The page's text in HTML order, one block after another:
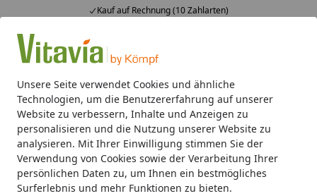
Unsere Seite verwendet Cookies und ähnliche
Technologien, um die Benutzererfahrung auf unserer
Website zu verbessern, Inhalte und Anzeigen zu
personalisieren und die Nutzung unserer Website zu
analysieren. Mit Ihrer Einwilligung stimmen Sie der
Verwendung von Cookies sowie der Verarbeitung Ihrer
persönlichen Daten zu, um Ihnen ein bestmögliches
Surferlebnis und mehr Funktionen zu bieten.
Kauf auf Rechnung (10 Zahlarten)
Alle Produkte
Mein Konto
Suchen
Startseite
Gerätehäuser Zubehör für Gerätehäuser Pergart
Pergart Werkzeughaken 2er Set L7
X W6 X H7 cm